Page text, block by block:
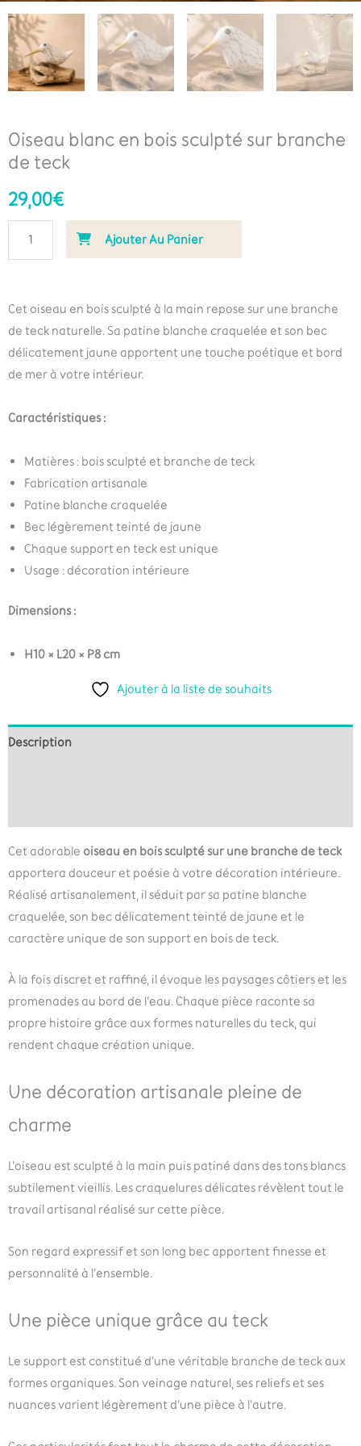
Oiseau blanc en bois sculpté sur branche
de teck
29,00€
Ajouter Au Panier
Cet oiseau en bois sculpté à la main repose sur une branche
de teck naturelle. Sa patine blanche craquelée et son bec
délicatement jaune apportent une touche poétique et bord
de mer à votre intérieur.
Caractéristiques :
Matières : bois sculpté et branche de teck
Fabrication artisanale
Patine blanche craquelée
Bec légèrement teinté de jaune
Chaque support en teck est unique
Usage : décoration intérieure
Dimensions :
H10 × L20 × P8 cm
Ajouter à la liste de souhaits
Description
Cet adorable oiseau en bois sculpté sur une branche de teck
apportera douceur et poésie à votre décoration intérieure.
Réalisé artisanalement, il séduit par sa patine blanche
craquelée, son bec délicatement teinté de jaune et le
caractère unique de son support en bois de teck.
À la fois discret et raffiné, il évoque les paysages côtiers et les
promenades au bord de l’eau. Chaque pièce raconte sa
propre histoire grâce aux formes naturelles du teck, qui
rendent chaque création unique.
Une décoration artisanale pleine de
charme
L’oiseau est sculpté à la main puis patiné dans des tons blancs
subtilement vieillis. Les craquelures délicates révèlent tout le
travail artisanal réalisé sur cette pièce.
Son regard expressif et son long bec apportent finesse et
personnalité à l’ensemble.
Une pièce unique grâce au teck
Le support est constitué d’une véritable branche de teck aux
formes organiques. Son veinage naturel, ses reliefs et ses
nuances varient légèrement d’une pièce à l’autre.